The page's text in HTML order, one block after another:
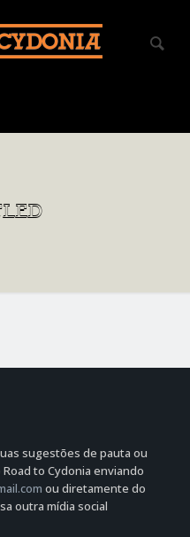
sugestões de pauta ou
to Cydonia enviando
ou diretamente do
outra mídia social